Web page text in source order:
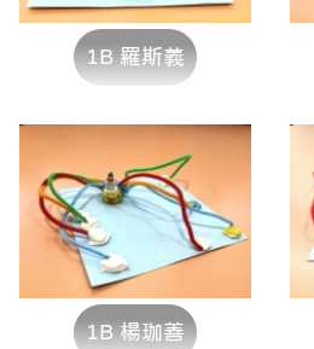
1B 羅斯義
1B 楊珈善